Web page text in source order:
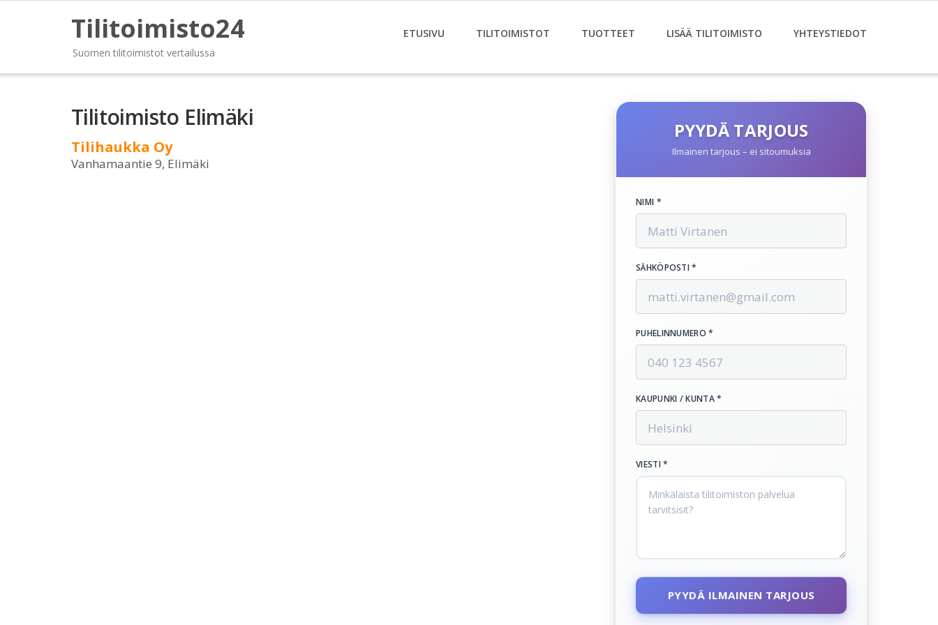
Tilitoimisto24
Suomen tilitoimistot vertailussa
ETUSIVU TILITOIMISTOT TUOTTEET LISÄÄ TILITOIMISTO YHTEYSTIEDOT
Tilitoimisto Elimäki
Tilihaukka Oy
Vanhamaantie 9, Elimäki
PYYDÄ TARJOUS
Ilmainen tarjous – ei sitoumuksia
NIMI *
SÄHKÖPOSTI *
PUHELINNUMERO *
KAUPUNKI / KUNTA *
VIESTI *
PYYDÄ ILMAINEN TARJOUS